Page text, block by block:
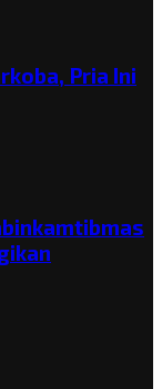
Pria Ini